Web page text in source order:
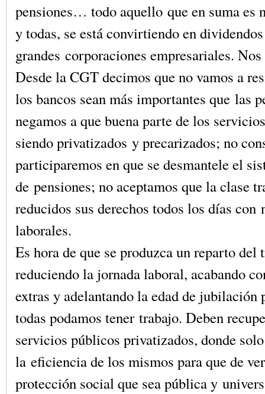
pensiones… todo aquello que en suma es
y todas, se está convirtiendo en
grandes corporaciones empresariales.
Desde la CGT decimos que no vamos a
los bancos sean más importantes que las
negamos a que buena parte de los
siendo privatizados y precarizados; no
participaremos en que se desmantele el
de pensiones; no aceptamos que la clase
reducidos sus derechos todos los días con
laborales.
Es hora de que se produzca un reparto del
reduciendo la jornada laboral, acabando
extras y adelantando la edad de jubilación
todas podamos tener trabajo. Deben
servicios públicos privatizados, donde
la eficiencia de los mismos para que de
protección social que sea pública y